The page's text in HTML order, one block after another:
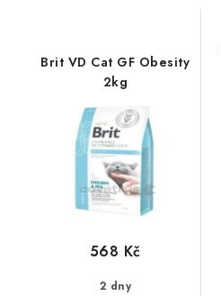
Brit VD Cat GF Obesity
2kg
2 dny
568 Kč